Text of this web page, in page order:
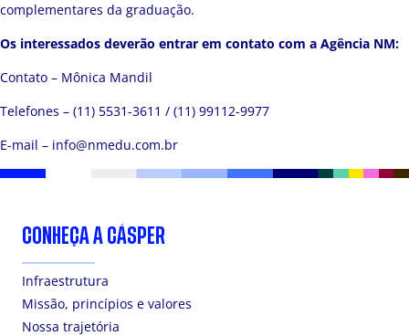
complementares da graduação.
Os interessados deverão entrar em contato com a Agência NM:
Contato – Mônica Mandil
Telefones – (11) 5531-3611 / (11) 99112-9977
E-mail – info@nmedu.com.br
CONHEÇA A CÁSPER
Infraestrutura
Missão, princípios e valores
Nossa trajetória